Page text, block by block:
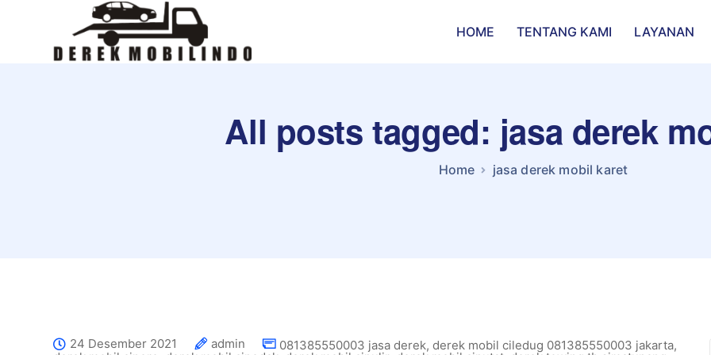
HOME TENTANG KAMI LAYANAN
All posts tagged: jasa derek
Home jasa derek mobil karet
24 Desember 2021 admin 081385550003 jasa derek, derek mobil ciledug 081385550003 jakarta,